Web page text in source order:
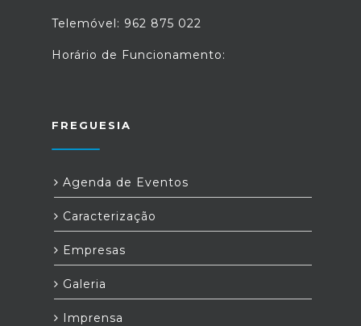
Telemóvel: 962 875 022
Horário de Funcionamento:
FREGUESIA
Agenda de Eventos
Caracterização
Empresas
Galeria
Imprensa